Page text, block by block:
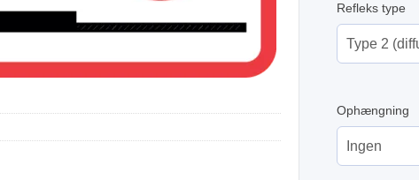
Refleks type
Ophængning